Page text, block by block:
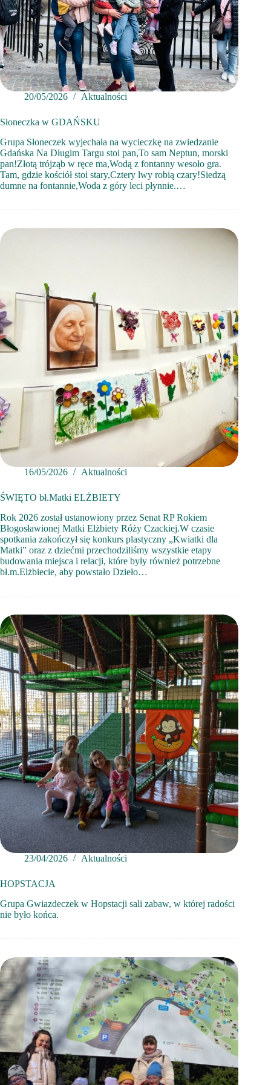
20/05/2026 Aktualności
Słoneczka w GDAŃSKU
Grupa Słoneczek wyjechała na wycieczkę na zwiedzanie
Gdańska Na Długim Targu stoi pan,To sam Neptun, morski
pan!Złotą trójząb w ręce ma,Wodą z fontanny wesoło gra.
Tam, gdzie kościół stoi stary,Cztery lwy robią czary!Siedzą
dumne na fontannie,Woda z góry leci płynnie.…
16/05/2026 Aktualności
ŚWIĘTO bł.Matki ELŻBIETY
Rok 2026 został ustanowiony przez Senat RP Rokiem
Błogosławionej Matki Elżbiety Róży Czackiej.W czasie
spotkania zakończył się konkurs plastyczny „Kwiatki dla
Matki” oraz z dziećmi przechodziliśmy wszystkie etapy
budowania miejsca i relacji, które były również potrzebne
bł.m.Elżbiecie, aby powstało Dzieło…
23/04/2026 Aktualności
HOPSTACJA
Grupa Gwiazdeczek w Hopstacji sali zabaw, w której radości
nie było końca.